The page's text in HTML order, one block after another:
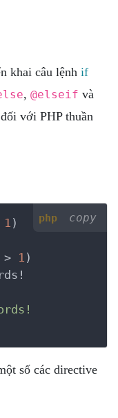
khai câu lệnh if
, @elseif và
với PHP thuần
php copy
1 )
1 )
số các directive